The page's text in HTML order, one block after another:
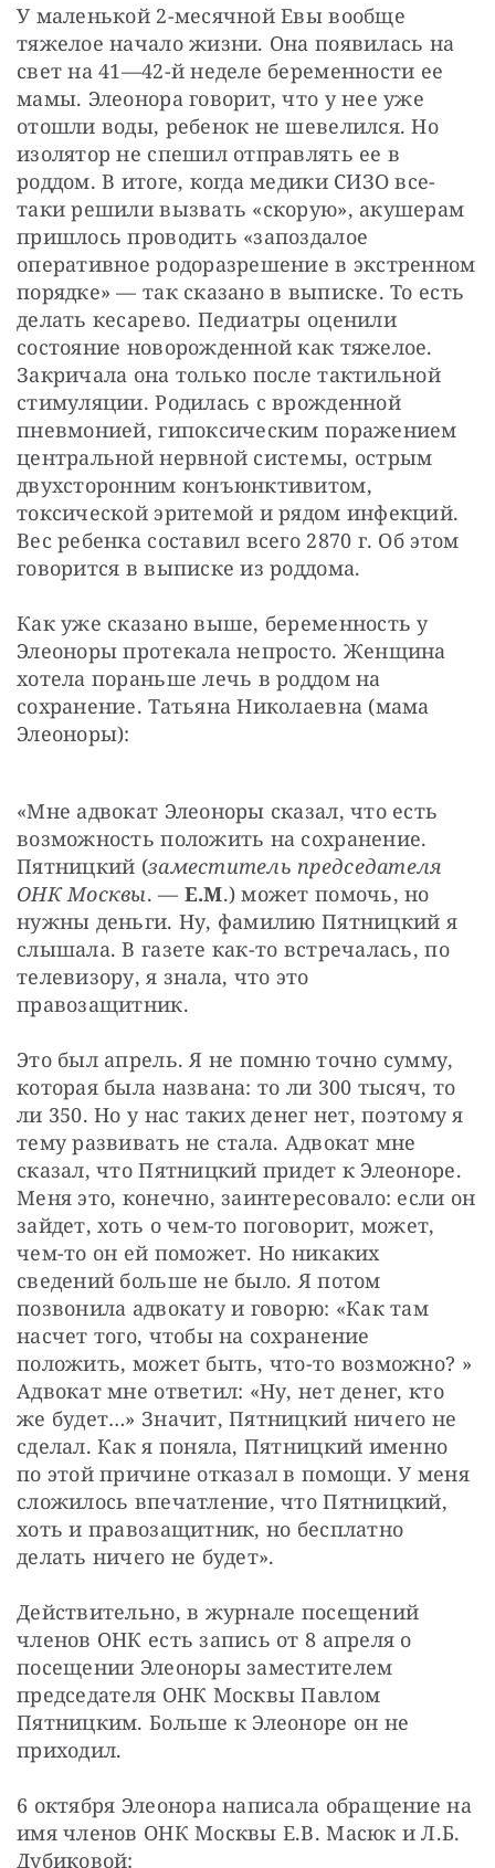
У маленькой 2-месячной Евы вообще
тяжелое начало жизни. Она появилась на
свет на 41—42-й неделе беременности ее
мамы. Элеонора говорит, что у нее уже
отошли воды, ребенок не шевелился. Но
изолятор не спешил отправлять ее в
роддом. В итоге, когда медики СИЗО все-
таки решили вызвать «скорую», акушерам
пришлось проводить «запоздалое
оперативное родоразрешение в экстренном
порядке» — так сказано в выписке. То есть
делать кесарево. Педиатры оценили
состояние новорожденной как тяжелое.
Закричала она только после тактильной
стимуляции. Родилась с врожденной
пневмонией, гипоксическим поражением
центральной нервной системы, острым
двухсторонним конъюнктивитом,
токсической эритемой и рядом инфекций.
Вес ребенка составил всего 2870 г. Об этом
говорится в выписке из роддома.
Как уже сказано выше, беременность у
Элеоноры протекала непросто. Женщина
хотела пораньше лечь в роддом на
сохранение. Татьяна Николаевна (мама
Элеоноры):
«Мне адвокат Элеоноры сказал, что есть
возможность положить на сохранение.
Пятницкий (заместитель председателя
ОНК Москвы. — Е.М.) может помочь, но
нужны деньги. Ну, фамилию Пятницкий я
слышала. В газете как-то встречалась, по
телевизору, я знала, что это
правозащитник.
Это был апрель. Я не помню точно сумму,
которая была названа: то ли 300 тысяч, то
ли 350. Но у нас таких денег нет, поэтому я
тему развивать не стала. Адвокат мне
сказал, что Пятницкий придет к Элеоноре.
Меня это, конечно, заинтересовало: если он
зайдет, хоть о чем-то поговорит, может,
чем-то он ей поможет. Но никаких
сведений больше не было. Я потом
позвонила адвокату и говорю: «Как там
насчет того, чтобы на сохранение
положить, может быть, что-то возможно? »
Адвокат мне ответил: «Ну, нет денег, кто
же будет…» Значит, Пятницкий ничего не
сделал. Как я поняла, Пятницкий именно
по этой причине отказал в помощи. У меня
сложилось впечатление, что Пятницкий,
хоть и правозащитник, но бесплатно
делать ничего не будет».
Действительно, в журнале посещений
членов ОНК есть запись от 8 апреля о
посещении Элеоноры заместителем
председателя ОНК Москвы Павлом
Пятницким. Больше к Элеоноре он не
приходил.
6 октября Элеонора написала обращение на
имя членов ОНК Москвы Е.В. Масюк и Л.Б.
Дубиковой: